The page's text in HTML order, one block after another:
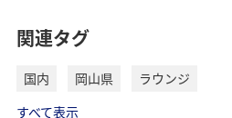
関連タグ
国内 岡山県
ラウンジ
すべて表示